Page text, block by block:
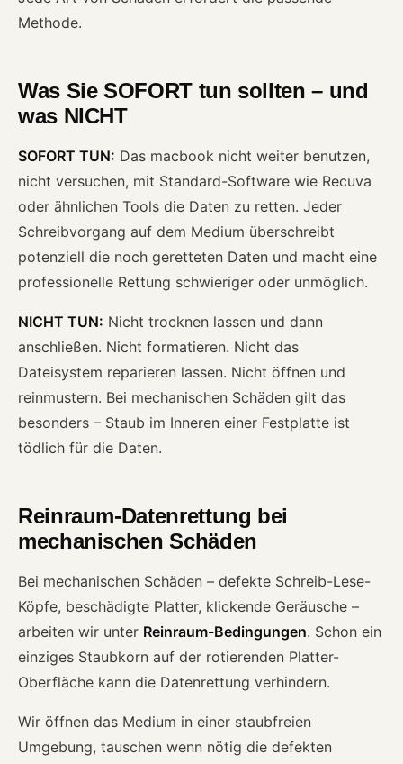
Methode.
Was Sie SOFORT tun sollten – und
was NICHT
SOFORT TUN: Das macbook nicht weiter benutzen,
nicht versuchen, mit Standard-Software wie Recuva
oder ähnlichen Tools die Daten zu retten. Jeder
Schreibvorgang auf dem Medium überschreibt
potenziell die noch geretteten Daten und macht eine
professionelle Rettung schwieriger oder unmöglich.
NICHT TUN: Nicht trocknen lassen und dann
anschließen. Nicht formatieren. Nicht das
Dateisystem reparieren lassen. Nicht öffnen und
reinmustern. Bei mechanischen Schäden gilt das
besonders – Staub im Inneren einer Festplatte ist
tödlich für die Daten.
Reinraum-Datenrettung bei
mechanischen Schäden
Bei mechanischen Schäden – defekte Schreib-Lese-
Köpfe, beschädigte Platter, klickende Geräusche –
arbeiten wir unter Reinraum-Bedingungen. Schon ein
einziges Staubkorn auf der rotierenden Platter-
Oberfläche kann die Datenrettung verhindern.
Wir öffnen das Medium in einer staubfreien
Umgebung, tauschen wenn nötig die defekten